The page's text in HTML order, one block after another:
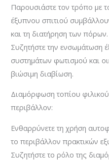
Παρουσιάστε τον τρόπο με
έξυπνου σπιτιού
και τη διατήρηση των πόρων.
Συζητήστε την ενσωμάτωση
συστημάτων φωτισμού και
βιώσιμη διαβίωση.
Διαμόρφωση τοπίου
περιβάλλον:
Ενθαρρύνετε τη χρήση
το περιβάλλον πρακτικών
Συζητήστε το ρόλο της